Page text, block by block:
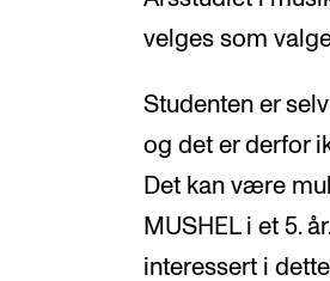
velges som
Studenten er
og det er derfor
Det kan være
MUSHEL i et 5.
interessert i